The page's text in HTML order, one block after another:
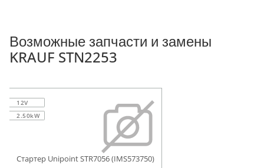
Возможные запчасти и замены
KRAUF STN2253
12V
2.50kW
Стартер Unipoint STR7056 (IMS573750)